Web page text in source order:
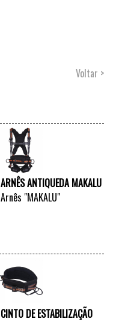
Voltar >
ARNÊS ANTIQUEDA MAKALU
Arnês "MAKALU"
CINTO DE ESTABILIZAÇÃO